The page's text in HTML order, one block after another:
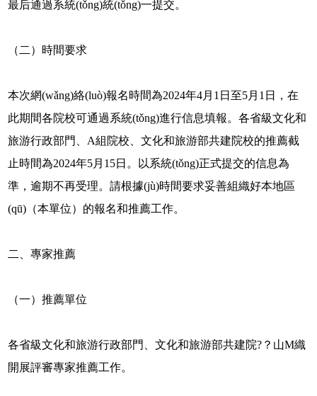
最后通過系統(tǒng)統(tǒng)一提交。
（二）時間要求
本次網(wǎng)絡(luò)報名時間為2024年4月1日至5月1日，在
此期間各院校可通過系統(tǒng)進行信息填報。各省級文化和
旅游行政部門、A組院校、文化和旅游部共建院校的推薦截
止時間為2024年5月15日。以系統(tǒng)正式提交的信息為
準，逾期不再受理。請根據(jù)時間要求妥善組織好本地區
(qū)（本單位）的報名和推薦工作。
二、專家推薦
（一）推薦單位
各省級文化和旅游行政部門、文化和旅游部共建院?？山M織
開展評審專家推薦工作。